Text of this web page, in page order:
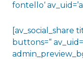
fontello‘
[av_social_share
buttons=“